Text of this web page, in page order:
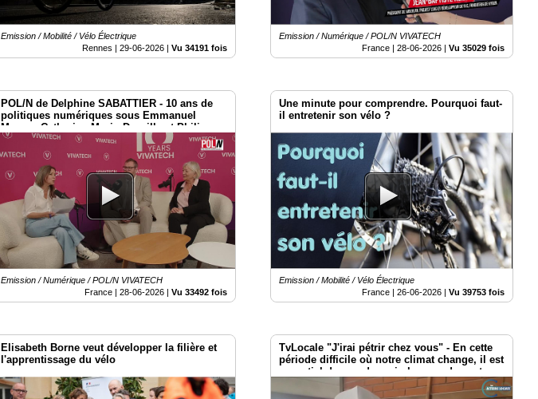
Emission / Mobilité / Vélo Électrique
Rennes | 29-06-2026| Vu 34191 fois
Emission / Numérique / POL/N VIVATECH
France |28-06-2026 |Vu 35029 fois
POL/N de Delphine SABATTIER - 10 ans de
politiques numériques sous Emmanuel
Macron Catherine Morin-Desailly et Philippe
Latombe à Vivatech 2026
Emission / Numérique / POL/N VIVATECH
France | 28-06-2026| Vu 33492 fois
Une minute pour comprendre. Pourquoi faut-
il entretenir son vélo ?
Emission / Mobilité / Vélo Électrique
France |26-06-2026 |Vu 39753 fois
Elisabeth Borne veut développer la filière et
l'apprentissage du vélo
TvLocale "J'irai pétrir chez vous" - ​En cette
période difficile où notre climat change, il est
essentiel de prendre soin les uns des autres.